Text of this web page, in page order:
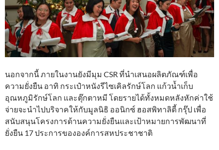
นอกจากนี้ ภายในงานยังมีมุม CSR ที่นำเสนอผลิตภัณฑ์เพื่อ
ความยั่งยืน อาทิ กระเป๋าหนังรีไซเคิลรักษ์โลก แก้วน้ำเก็บ
อุณหภูมิรักษ์โลก และตุ๊กตาหมี โดยรายได้ทั้งหมดหลังหักค่าใช้
จ่ายจะนำไปบริจาคให้กับมูลนิธิ ออนิกซ์ ฮอสพิทาลิตี้ กรุ๊ป เพื่อ
สนับสนุนโครงการด้านความยั่งยืนและเป้าหมายการพัฒนาที่
ยั่งยืน 17 ประการขององค์การสหประชาชาติ